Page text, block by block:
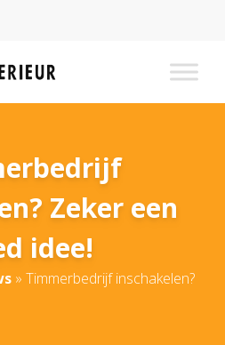
Zeker een
idee!
» Timmerbedrijf inschakelen?